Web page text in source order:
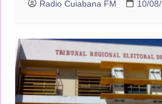
Radio Cuiabana FM 10/